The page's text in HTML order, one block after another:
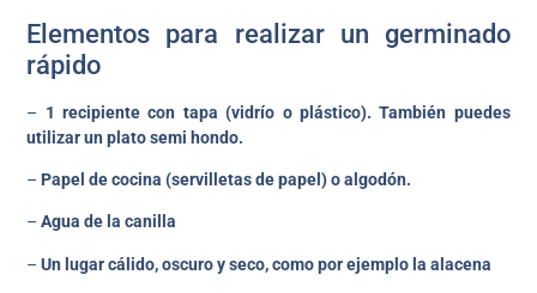
Elementos para realizar un germinado
rápido
– 1 recipiente con tapa (vidrío o plástico). También puedes
utilizar un plato semi hondo.
– Papel de cocina (servilletas de papel) o algodón.
–Agua de la canilla
– Un lugar cálido, oscuro y seco, como por ejemplo la alacena